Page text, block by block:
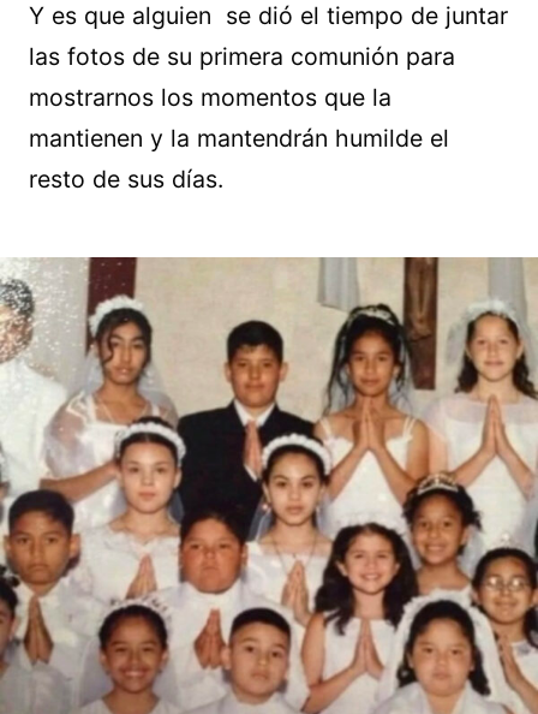
Y es que alguien se dió el tiempo de juntar
las fotos de su primera comunión para
mostrarnos los momentos que la
mantienen y la mantendrán humilde el
resto de sus días.